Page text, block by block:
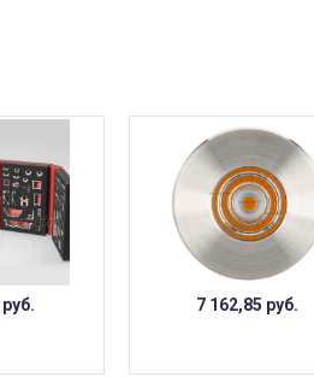
руб. 7 162,85 руб.